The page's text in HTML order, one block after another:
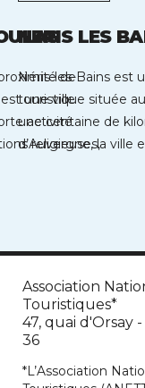
de
une ville
activité
religieuses,
NERIS LES
Néris-les-Bains est
touristique située
une centaine de
d’Auvergne, la ville
Association
Touristiques*
47, quai d'Orsay -
36
*L’Association